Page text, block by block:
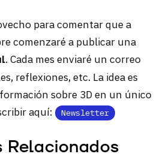
para comentar que a
comenzaré a publicar una
. Cada mes enviaré un correo
reflexiones, etc. La idea es
sobre 3D en un único
aquí: Newsletter
Relacionados